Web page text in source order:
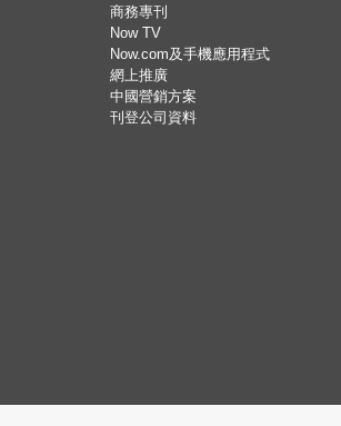
商務專刊
Now TV
Now.com及手機應用程式
網上推廣
中國營銷方案
刊登公司資料